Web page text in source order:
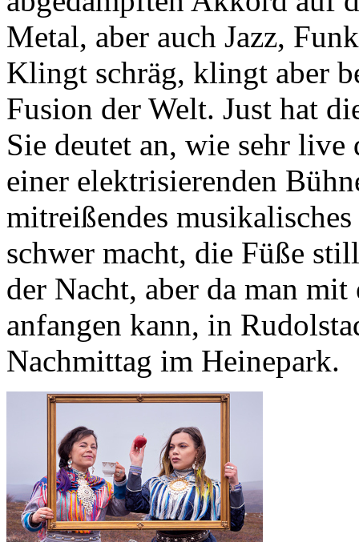
Metal, aber auch Jazz,
Klingt schräg, klingt aber
Fusion der Welt. Just hat
Sie deutet an, wie sehr
einer elektrisierenden
mitreißendes
schwer macht, die Füße
der Nacht, aber da man
anfangen kann, in
Nachmittag im Heinepark.